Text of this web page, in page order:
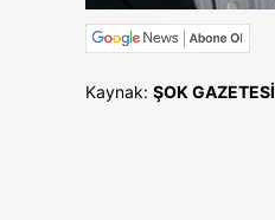
Kaynak: ŞOK GAZETESİ